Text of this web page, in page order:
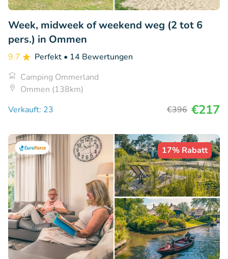
Week, midweek of weekend weg (2 tot 6
pers.) in Ommen
9.7 Perfekt • 14 Bewertungen
Camping Ommerland
Ommen (138km)
Verkauft: 23
€396 €217
17% Rabatt